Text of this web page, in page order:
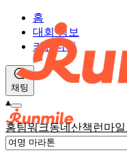
홈팀워크동네산책 런마일
홈
대회 정보
커뮤니티
채팅